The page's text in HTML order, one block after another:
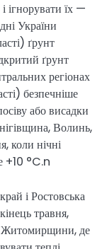
ігнорувати їх —
України
ґрунт
ґрунт
регіонах
безпечніше
або висадки
Волинь,
коли нічні
+10 °C.n
і Ростовська
травня,
Житомирщини, де